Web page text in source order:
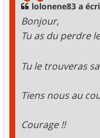
lolonene83 a
Bonjour,
Tu as du perdre
Tu le trouveras
Tiens nous au
Courage !!